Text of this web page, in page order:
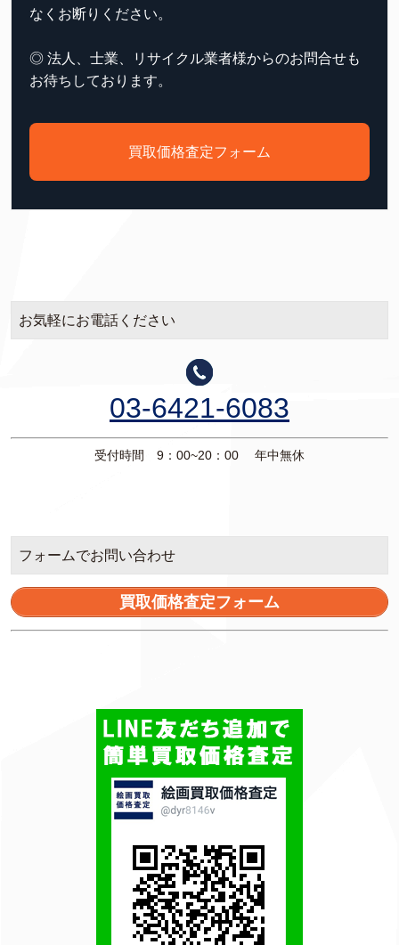
なくお断りください。
◎ 法人、士業、リサイクル業者様からのお問合せも
お待ちしております。
買取価格査定フォーム
お気軽にお電話ください
03-6421-6083
受付時間 9：00~20：00 年中無休
フォームでお問い合わせ
買取価格査定フォーム